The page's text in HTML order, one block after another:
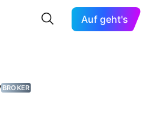
Auf geht's
BROKER